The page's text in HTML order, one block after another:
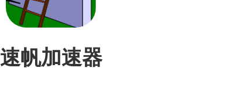
速帆加速器